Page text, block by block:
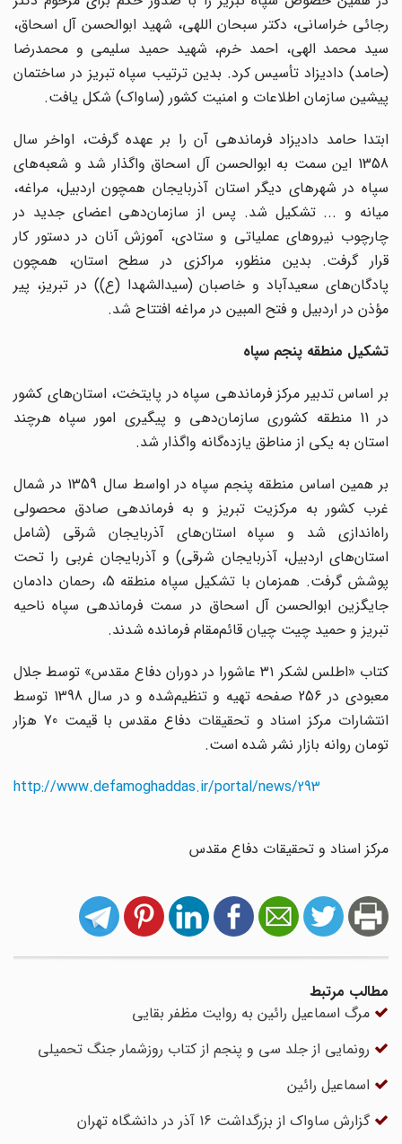
رجائی خراسانی، دکتر سبحان اللهی، شهید ابوالحسن آل اسحاق،
سید محمد الهی، احمد خرم، شهید حمید سلیمی و محمدرضا
(حامد) دادیزاد تأسیس کرد. بدین ترتیب سپاه تبریز در ساختمان
پیشین سازمان اطلاعات و امنیت کشور (ساواک) شکل یافت.
ابتدا حامد دادیزاد فرماندهی آن را بر عهده گرفت، اواخر سال
1358 این سمت به ابوالحسن آل اسحاق واگذار شد و شعبه‌های
سپاه در شهرهای دیگر استان آذربایجان همچون اردبیل، مراغه،
میانه و ... تشکیل شد. پس از سازمان‌دهی اعضای جدید در
چارچوب نیروهای عملیاتی و ستادی، آموزش آنان در دستور کار
قرار گرفت. بدین منظور، مراکزی در سطح استان، همچون
پادگان‌های سعیدآباد و خاصبان (سیدالشهدا (ع)) در تبریز، پیر
مؤذن در اردبیل و فتح المبین در مراغه افتتاح شد.
تشکیل منطقه پنجم سپاه
بر اساس تدبیر مرکز فرماندهی سپاه در پایتخت، استان‌های کشور
در 11 منطقه کشوری سازمان‌دهی و پیگیری امور سپاه هرچند
استان به یکی از مناطق یازده‌گانه واگذار شد.
بر همین اساس منطقه پنجم سپاه در اواسط سال 1359 در شمال
غرب کشور به مرکزیت تبریز و به فرماندهی صادق محصولی
راه‌اندازی شد و سپاه استان‌های آذربایجان شرقی (شامل
استان‌های اردبیل، آذربایجان شرقی) و آذربایجان غربی را تحت
پوشش گرفت. همزمان با تشکیل سپاه منطقه 5، رحمان دادمان
جایگزین ابوالحسن آل اسحاق در سمت فرماندهی سپاه ناحیه
تبریز و حمید چیت چیان قائم‌مقام فرمانده شدند.
کتاب «اطلس لشکر ۳۱ عاشورا در دوران دفاع مقدس» توسط جلال
معبودی در 256 صفحه تهیه و تنظیم‌شده و در سال 1398 توسط
انتشارات مرکز اسناد و تحقیقات دفاع مقدس با قیمت 70 هزار
تومان روانه بازار نشر شده است.
http://www.defamoghaddas.ir/portal/news/293
مرکز اسناد و تحقیقات دفاع مقدس
مطالب مرتبط
مرگ اسماعیل رائین به روایت مظفر بقایی
رونمایی از جلد سی و پنجم از کتاب روزشمار جنگ تحمیلی
اسماعیل رائین
گزارش ساواک از بزرگداشت 16 آذر در دانشگاه تهران